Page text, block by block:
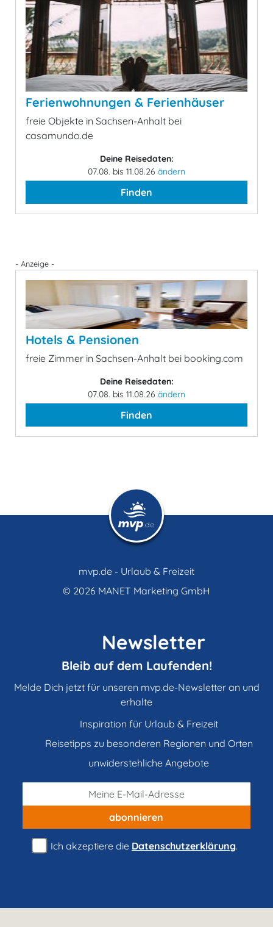
Ferienwohnungen & Ferienhäuser
freie Objekte in Sachsen-Anhalt bei
casamundo.de
Deine Reisedaten:
07.08. bis 11.08.26 ändern
Finden
- Anzeige -
Hotels & Pensionen
freie Zimmer in Sachsen-Anhalt bei booking.com
Deine Reisedaten:
07.08. bis 11.08.26 ändern
Finden
mvp.de - Urlaub & Freizeit
© 2026 MANET Marketing GmbH
Newsletter
Bleib auf dem Laufenden!
Melde Dich jetzt für unseren mvp.de-Newsletter an und
erhalte
Inspiration für Urlaub & Freizeit
Reisetipps zu besonderen Regionen und Orten
unwiderstehliche Angebote
abonnieren
Ich akzeptiere die Datenschutzerklärung.